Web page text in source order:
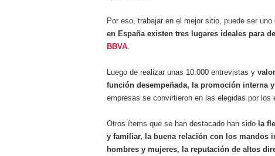
Por eso, trabajar en el mejor sitio, puede ser
en España existen tres lugares ideales para
BBVA.
Luego de realizar unas 10.000 entrevistas y
función desempeñada, la promoción interna
empresas se convirtieron en las elegidas por los
Otros ítems que se han destacado han sido la
y familiar, la buena relación con los mandos
hombres y mujeres, la reputación de altos